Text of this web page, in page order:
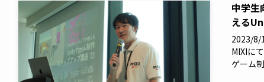
中学生
える
2023/8/
MIXIに
ゲーム